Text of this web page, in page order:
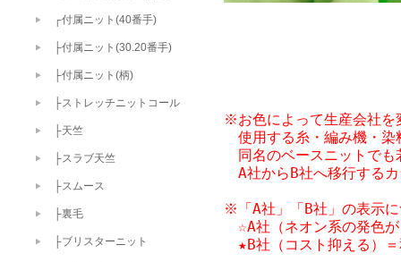
※お色によって生産会社を
使用する糸・編み機・染
同名のベースニットでも
A社からB社へ移行する
※「A社」「B社」の表示
☆A社（ネオン系の発色
┌付属ニット(40番手)
├付属ニット(30.20番手)
├付属ニット(柄)
├ストレッチニットコール
├天竺
├スラブ天竺
├スムース
├裏毛
├ブリスターニット